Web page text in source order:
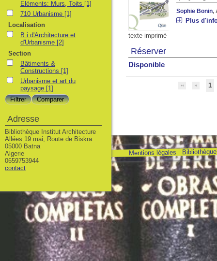
texte imprimé
Sophie Bonin,
Plus
Réserver
Disponible
1
Mentions légales
Eléments: Murs, Toits [1]
710 Urbanisme [1]
Localisation
B.i d'Architecture et
d'Urbanisme [2]
Section
Bâtiments &
Constructions [1]
Urbanisme et art du
paysage [1]
Adresse
Bibliothèque Institut Architecture
Allées 19 mai, Route de Biskra
05000 Batna
Algerie
0659753944
contact